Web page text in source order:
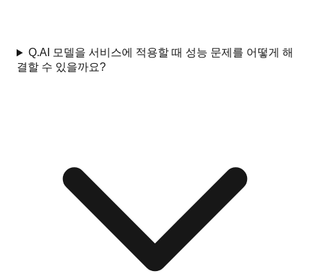
Q.AI 모델을 서비스에 적용할 때 성능 문제를 어떻게 해
결할 수 있을까요?